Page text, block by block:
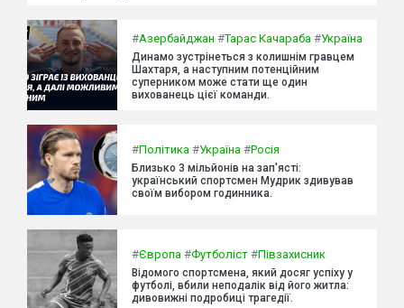
#Азербайджан #Тарас Качараба #Україна
Динамо зустрінеться з колишнім гравцем
Шахтаря, а наступним потенційним
суперником може стати ще один
вихованець цієї команди.
#Політика #Україна #Росія
Близько 3 мільйонів на зап'ясті:
український спортсмен Мудрик здивував
своїм вибором годинника.
#Європа #Футболіст #Півзахисник
Відомого спортсмена, який досяг успіху у
футболі, вбили неподалік від його житла:
дивовижні подробиці трагедії.